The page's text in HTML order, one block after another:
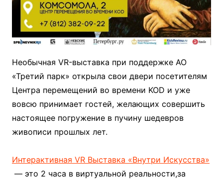
Необычная VR-выставка при поддержке АО
«Третий парк» открыла свои двери посетителям
Центра перемещений во времени KOD и уже
вовсю принимает гостей, желающих совершить
настоящее погружение в пучину шедевров
живописи прошлых лет.
Интерактивная VR Выставка «Внутри Искусства»
— это 2 часа в виртуальной реальности,за